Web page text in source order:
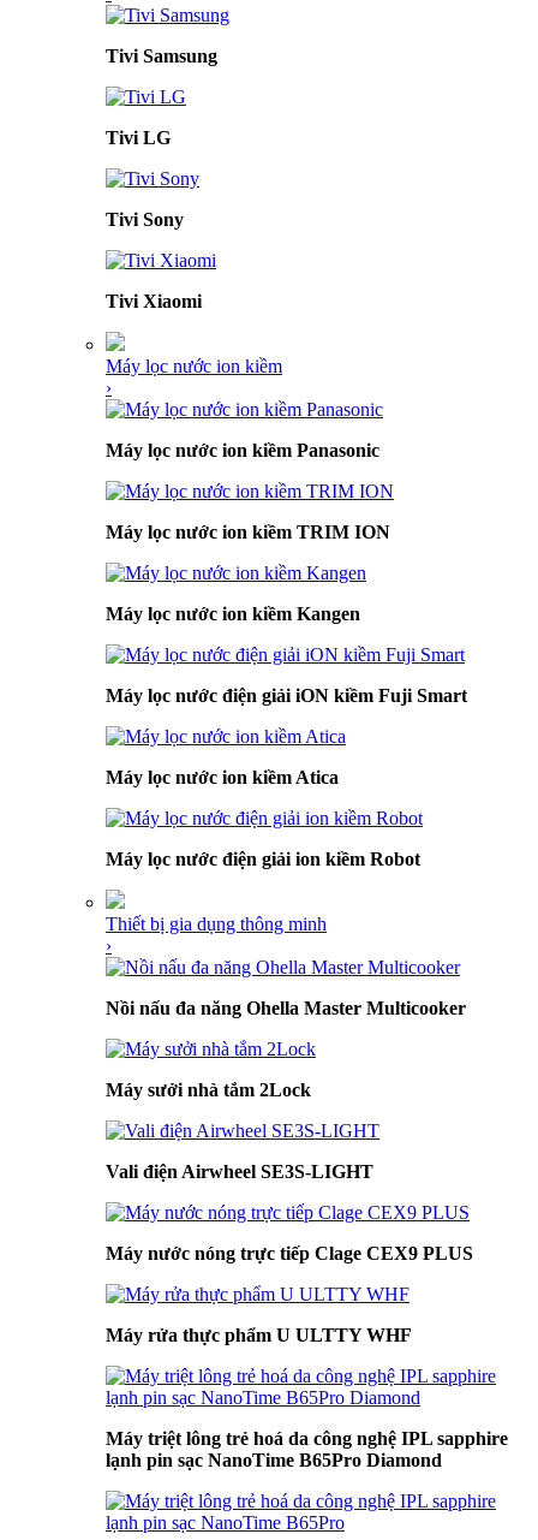
Tivi Samsung
Tivi LG
Tivi Sony
Tivi Xiaomi
Máy lọc nước ion kiềm
›
Máy lọc nước ion kiềm Panasonic
Máy lọc nước ion kiềm TRIM ION
Máy lọc nước ion kiềm Kangen
Máy lọc nước điện giải iON kiềm Fuji Smart
Máy lọc nước ion kiềm Atica
Máy lọc nước điện giải ion kiềm Robot
Thiết bị gia dụng thông minh
›
Nồi nấu đa năng Ohella Master Multicooker
Máy sưởi nhà tắm 2Lock
Vali điện Airwheel SE3S-LIGHT
Máy nước nóng trực tiếp Clage CEX9 PLUS
Máy rửa thực phẩm U ULTTY WHF
Máy triệt lông trẻ hoá da công nghệ IPL sapphire
lạnh pin sạc NanoTime B65Pro Diamond